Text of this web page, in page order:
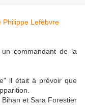
commandant de la
il était à prévoir que
et Sara Forestier